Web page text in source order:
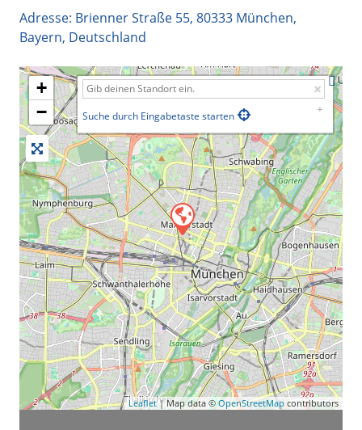
Adresse: Brienner Straße 55, 80333 München,
Bayern, Deutschland
+
−
Suche durch Eingabetaste starten
Leaflet| Map data © OpenStreetMap contributors